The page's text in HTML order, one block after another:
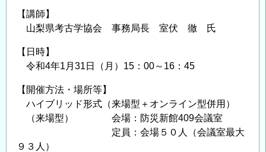
に
WEB
イ
ト
を
開
設！
【講師】
山梨県考古学協会 事務局長 室伏 徹 氏
【日時】
令和4年1月31日（月）15：00～16：45
【開催方法・場所等】
ハイブリッド形式（来場型＋オンライン型併用）
（来場型） 会場：防災新館409会議室
定員：会場５０人（会議室最大
９３人）